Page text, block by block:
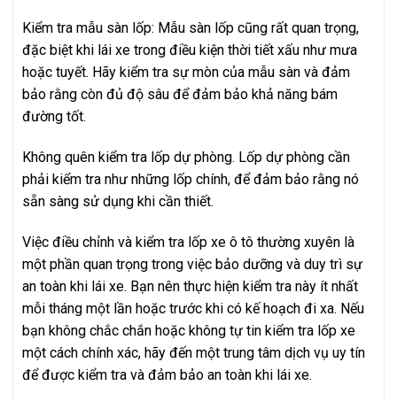
Kiểm tra mẫu sàn lốp: Mẫu sàn lốp cũng rất quan trọng,
đặc biệt khi lái xe trong điều kiện thời tiết xấu như mưa
hoặc tuyết. Hãy kiểm tra sự mòn của mẫu sàn và đảm
bảo rằng còn đủ độ sâu để đảm bảo khả năng bám
đường tốt.
Không quên kiểm tra lốp dự phòng. Lốp dự phòng cần
phải kiểm tra như những lốp chính, để đảm bảo rằng nó
sẵn sàng sử dụng khi cần thiết.
Việc điều chỉnh và kiểm tra lốp xe ô tô thường xuyên là
một phần quan trọng trong việc bảo dưỡng và duy trì sự
an toàn khi lái xe. Bạn nên thực hiện kiểm tra này ít nhất
mỗi tháng một lần hoặc trước khi có kế hoạch đi xa. Nếu
bạn không chắc chắn hoặc không tự tin kiểm tra lốp xe
một cách chính xác, hãy đến một trung tâm dịch vụ uy tín
để được kiểm tra và đảm bảo an toàn khi lái xe.